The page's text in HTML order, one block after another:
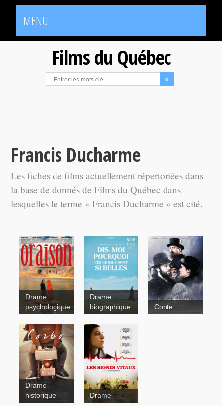
MENU
Films du Québec
Francis Ducharme
Les fiches de films actuellement répertoriées dans
la base de donnés de Films du Québec dans
lesquelles le terme « Francis Ducharme » est cité.
Drame
psychologique
Borderline
Drame
biographique
Conte
Corbo
Drame
historique
Drame